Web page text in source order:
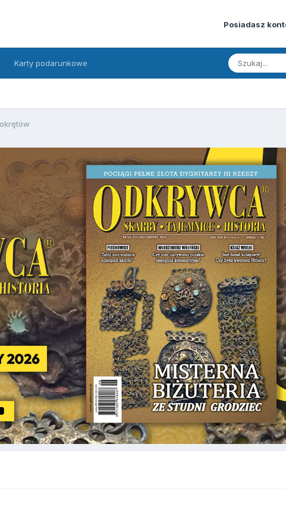
Posiadasz
Karty podarunkowe